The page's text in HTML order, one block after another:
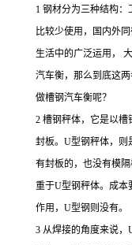
1 钢材分为三种结构
比较少使用，国内外
生活中的广泛运用，
汽车衡，那么到底这
做槽钢汽车衡呢？
2 槽钢秤体，它是以槽
封板。U型钢秤体，则
有封板的，也没有模
重于U型钢秤体。成本
作用，U型钢则没
3 从焊接的角度来说